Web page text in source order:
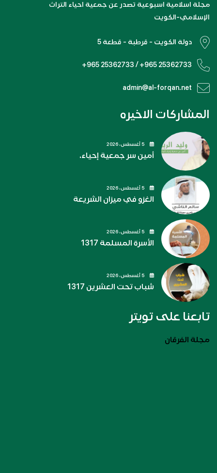
مجلة اسلامية اسبوعية تصدر عن جمعية احياء التراث
الإسلامي-الكويت
دولة الكويت - قرطبة - قطعة 5
+965 25362733 / +965 25362733
admin@al-forqan.net
المشاركات الاخيره
أمين سر جمعية إحياء.
الغزو في ميزان الشريعة
الأسرة المسلمة 1317
شباب تحت العشرين 1317
تابعنا على تويتر
مجلة الفرقان